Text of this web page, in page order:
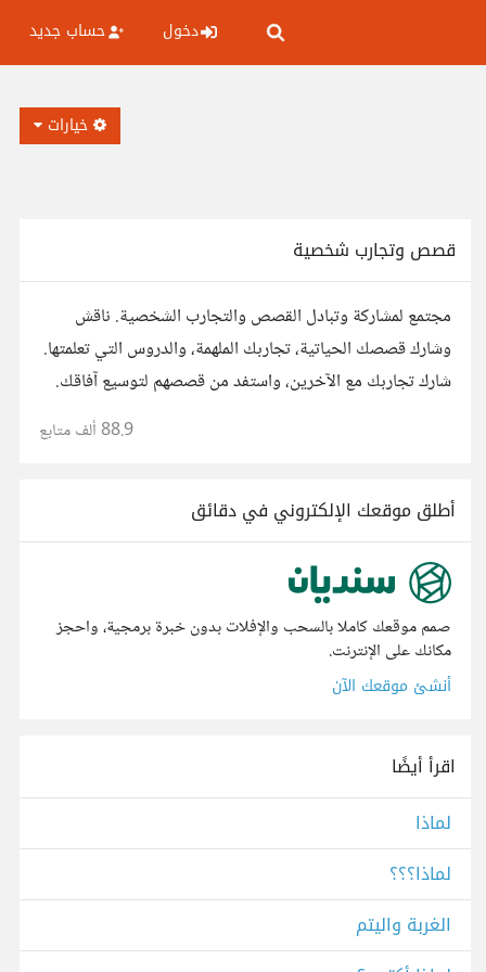
دخول حساب جديد
خيارات
قصص وتجارب شخصية
مجتمع لمشاركة وتبادل القصص والتجارب الشخصية. ناقش
وشارك قصصك الحياتية، تجاربك الملهمة، والدروس التي تعلمتها.
شارك تجاربك مع الآخرين، واستفد من قصصهم لتوسيع آفاقك.
88.9 ألف متابع
أطلق موقعك الإلكتروني في دقائق
صمم موقعك كاملا بالسحب والإفلات بدون خبرة برمجية، واحجز
مكانك على الإنترنت.
أنشئ موقعك الآن
اقرأ أيضًا
لماذا
لماذا؟؟؟
الغربة واليتم